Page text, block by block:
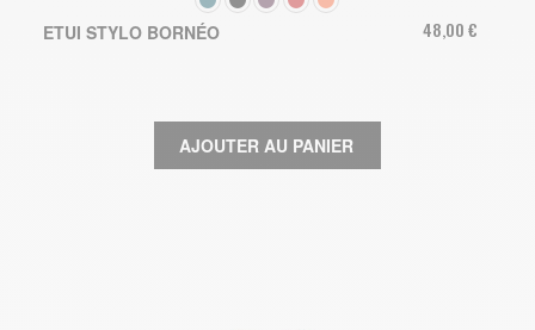
COULEUR
ETUI STYLO BORNÉO 48,00 €
AJOUTER AU PANIER